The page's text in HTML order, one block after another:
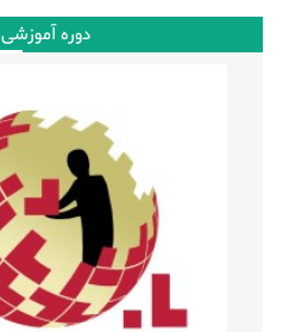
دوره آموزشی PDIA